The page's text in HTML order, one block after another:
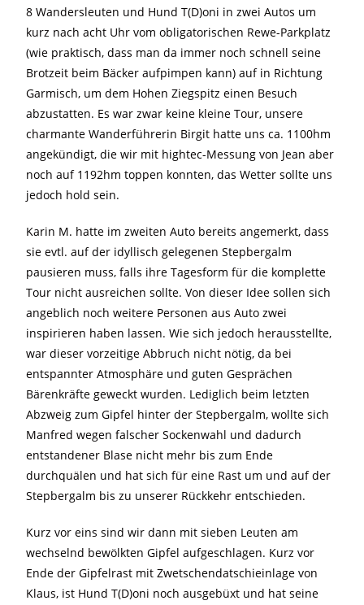
8 Wandersleuten und Hund T(D)oni in zwei Autos um
kurz nach acht Uhr vom obligatorischen Rewe-Parkplatz
(wie praktisch, dass man da immer noch schnell seine
Brotzeit beim Bäcker aufpimpen kann) auf in Richtung
Garmisch, um dem Hohen Ziegspitz einen Besuch
abzustatten. Es war zwar keine kleine Tour, unsere
charmante Wanderführerin Birgit hatte uns ca. 1100hm
angekündigt, die wir mit hightec-Messung von Jean aber
noch auf 1192hm toppen konnten, das Wetter sollte uns
jedoch hold sein.
Karin M. hatte im zweiten Auto bereits angemerkt, dass
sie evtl. auf der idyllisch gelegenen Stepbergalm
pausieren muss, falls ihre Tagesform für die komplette
Tour nicht ausreichen sollte. Von dieser Idee sollen sich
angeblich noch weitere Personen aus Auto zwei
inspirieren haben lassen. Wie sich jedoch herausstellte,
war dieser vorzeitige Abbruch nicht nötig, da bei
entspannter Atmosphäre und guten Gesprächen
Bärenkräfte geweckt wurden. Lediglich beim letzten
Abzweig zum Gipfel hinter der Stepbergalm, wollte sich
Manfred wegen falscher Sockenwahl und dadurch
entstandener Blase nicht mehr bis zum Ende
durchquälen und hat sich für eine Rast um und auf der
Stepbergalm bis zu unserer Rückkehr entschieden.
Kurz vor eins sind wir dann mit sieben Leuten am
wechselnd bewölkten Gipfel aufgeschlagen. Kurz vor
Ende der Gipfelrast mit Zwetschendatschieinlage von
Klaus, ist Hund T(D)oni noch ausgebüxt und hat seine